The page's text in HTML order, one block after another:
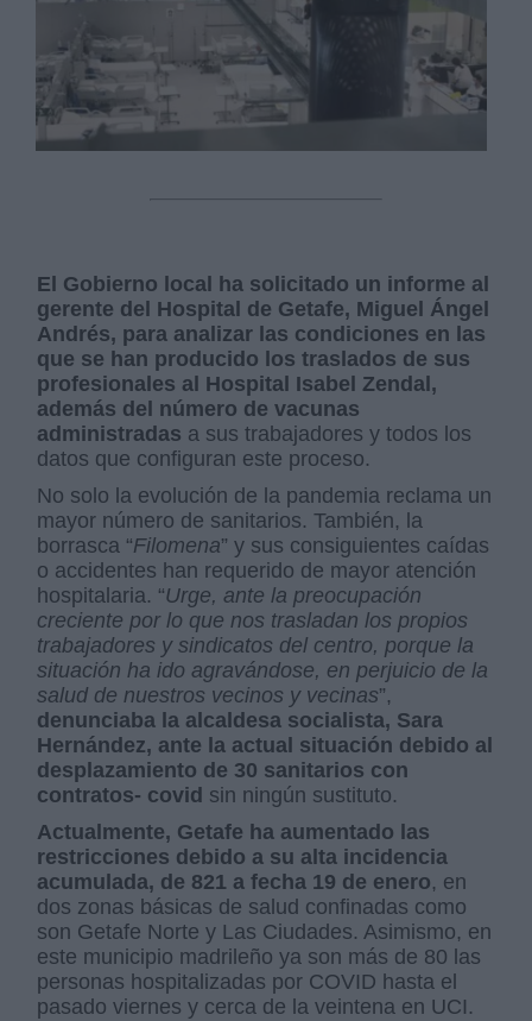
El Gobierno local ha solicitado un informe al
gerente del Hospital de Getafe, Miguel Ángel
Andrés, para analizar las condiciones en las
que se han producido los traslados de sus
profesionales al Hospital Isabel Zendal,
además del número de vacunas
administradas a sus trabajadores y todos los
datos que configuran este proceso.
No solo la evolución de la pandemia reclama un
mayor número de sanitarios. También, la
borrasca “Filomena” y sus consiguientes caídas
o accidentes han requerido de mayor atención
hospitalaria. “Urge, ante la preocupación
creciente por lo que nos trasladan los propios
trabajadores y sindicatos del centro, porque la
situación ha ido agravándose, en perjuicio de la
salud de nuestros vecinos y vecinas”,
denunciaba la alcaldesa socialista, Sara
Hernández, ante la actual situación debido al
desplazamiento de 30 sanitarios con
contratos- covid sin ningún sustituto.
Actualmente, Getafe ha aumentado las
restricciones debido a su alta incidencia
acumulada, de 821 a fecha 19 de enero, en
dos zonas básicas de salud confinadas como
son Getafe Norte y Las Ciudades. Asimismo, en
este municipio madrileño ya son más de 80 las
personas hospitalizadas por COVID hasta el
pasado viernes y cerca de la veintena en UCI.